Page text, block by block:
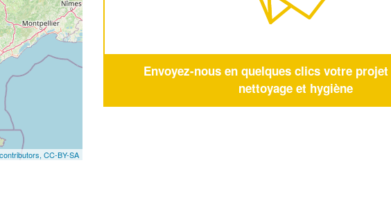
CC-BY-SA
Envoyez-nous en quelques clics votre
nettoyage et hygiène